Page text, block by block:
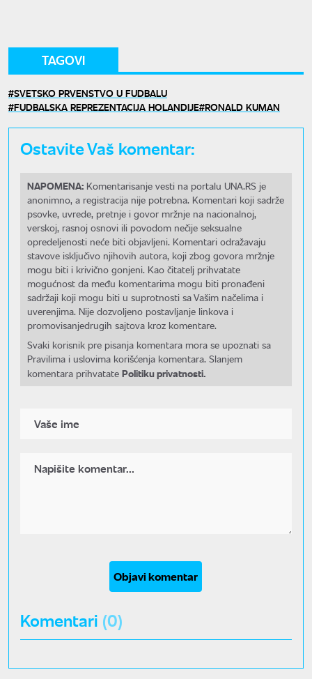
TAGOVI
SVETSKO PRVENSTVO U FUDBALU
FUDBALSKA REPREZENTACIJA HOLANDIJE RONALD KUMAN
Ostavite Vaš komentar:
NAPOMENA: Komentarisanje vesti na portalu UNA.RS je
anonimno, a registracija nije potrebna. Komentari koji sadrže
psovke, uvrede, pretnje i govor mržnje na nacionalnoj,
verskoj, rasnoj osnovi ili povodom nečije seksualne
opredeljenosti neće biti objavljeni. Komentari odražavaju
stavove isključivo njihovih autora, koji zbog govora mržnje
mogu biti i krivično gonjeni. Kao čitatelj prihvatate
mogućnost da među komentarima mogu biti pronađeni
sadržaji koji mogu biti u suprotnosti sa Vašim načelima i
uverenjima. Nije dozvoljeno postavljanje linkova i
promovisanjedrugih sajtova kroz komentare.
Svaki korisnik pre pisanja komentara mora se upoznati sa
Pravilima i uslovima korišćenja komentara. Slanjem
komentara prihvatate Politiku privatnosti.
Objavi komentar
Komentari (0)